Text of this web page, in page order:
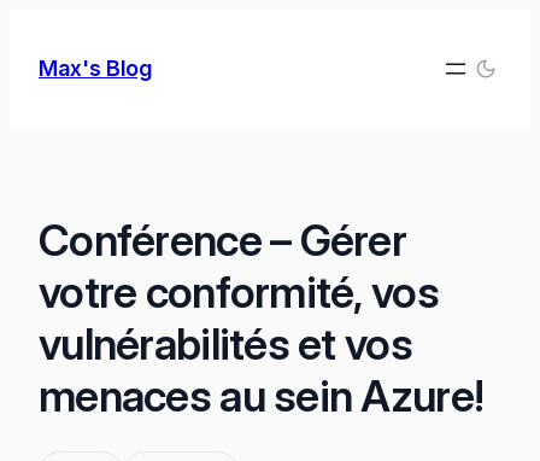
Max's Blog
Conférence – Gérer
votre conformité, vos
vulnérabilités et vos
menaces au sein Azure!